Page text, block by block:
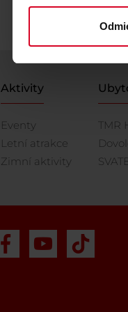
Aktivity
Eventy
Letní atrakce
Zimní aktivity
TMR